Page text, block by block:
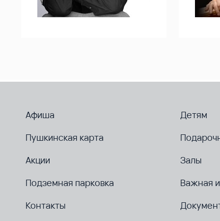
Афиша
Детям
Пушкинская карта
Акции
Залы
Подземная парковка
Важная
Контакты